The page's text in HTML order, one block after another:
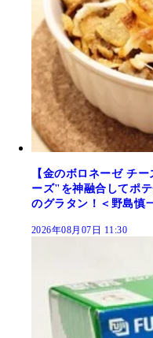
【金のボロネーゼ チ
ーズ"を神融合してポ
のグラタン！＜野島慎
2026年08月07日 11:30